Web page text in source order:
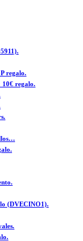
regalo.
10€ regalo.
(DVECINO1).